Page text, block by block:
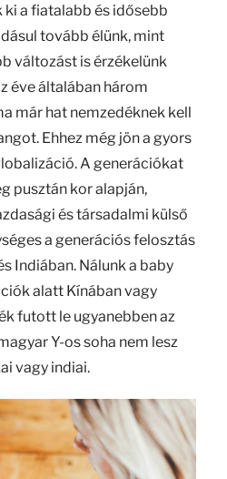
a fiatalabb és idősebb
tovább élünk, mint
változást is érzékelünk
éve általában három
már hat nemzedéknek kell
Ehhez még jön a gyors
A generációkat
pusztán kor alapján,
és társadalmi külső
a generációs felosztás
Indiában. Nálunk a baby
alatt Kínában vagy
futott le ugyanebben az
Y-os soha nem lesz
vagy indiai.